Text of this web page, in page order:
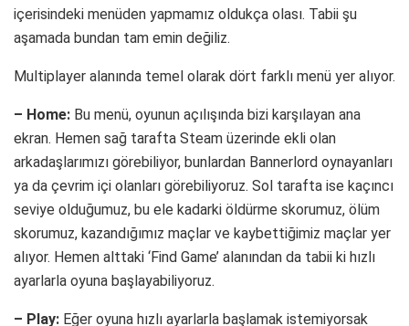
içerisindeki menüden yapmamız oldukça olası. Tabii şu
aşamada bundan tam emin değiliz.
Multiplayer alanında temel olarak dört farklı menü yer alıyor.
– Home: Bu menü, oyunun açılışında bizi karşılayan ana
ekran. Hemen sağ tarafta Steam üzerinde ekli olan
arkadaşlarımızı görebiliyor, bunlardan Bannerlord oynayanları
ya da çevrim içi olanları görebiliyoruz. Sol tarafta ise kaçıncı
seviye olduğumuz, bu ele kadarki öldürme skorumuz, ölüm
skorumuz, kazandığımız maçlar ve kaybettiğimiz maçlar yer
alıyor. Hemen alttaki ‘Find Game’ alanından da tabii ki hızlı
ayarlarla oyuna başlayabiliyoruz.
– Play: Eğer oyuna hızlı ayarlarla başlamak istemiyorsak